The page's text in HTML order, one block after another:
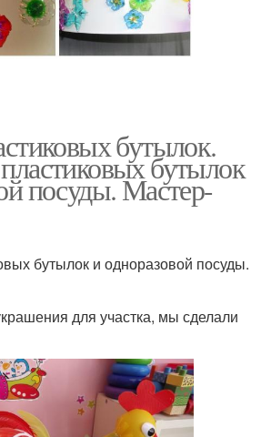
бутылок.
бутылок
посуды. Мастер-
бутылок и одноразовой посуды.
для участка, мы сделали